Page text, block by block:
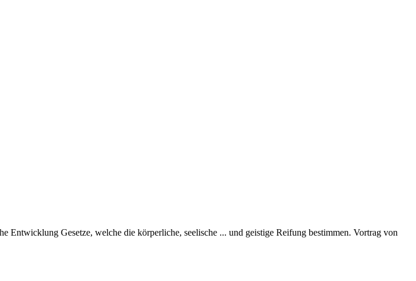
Entwicklung Gesetze, welche die körperliche, seelische ... und geistige Reifung bestimmen. Vortrag von